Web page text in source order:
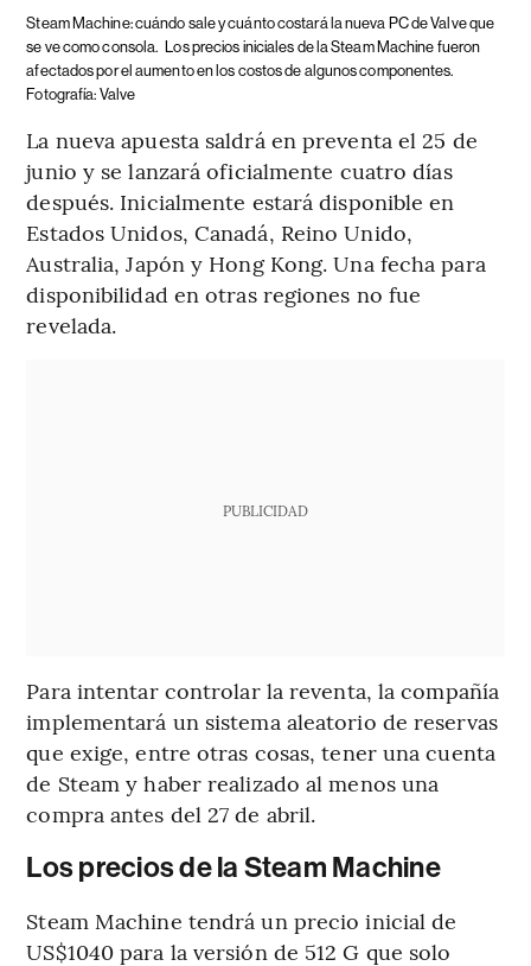
Steam Machine: cuándo sale y cuánto costará la nueva PC de Valve que
se ve como consola. Los precios iniciales de la Steam Machine fueron
afectados por el aumento en los costos de algunos componentes.
Fotografía: Valve
La nueva apuesta saldrá en preventa el 25 de
junio y se lanzará oficialmente cuatro días
después. Inicialmente estará disponible en
Estados Unidos, Canadá, Reino Unido,
Australia, Japón y Hong Kong. Una fecha para
disponibilidad en otras regiones no fue
revelada.
PUBLICIDAD
Para intentar controlar la reventa, la compañía
implementará un sistema aleatorio de reservas
que exige, entre otras cosas, tener una cuenta
de Steam y haber realizado al menos una
compra antes del 27 de abril.
Los precios de la Steam Machine
Steam Machine tendrá un precio inicial de
US$1040 para la versión de 512 G que solo